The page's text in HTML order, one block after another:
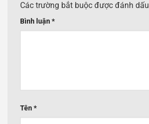
Các trường bắt buộc được đánh dấu
Bình luận *
Tên *